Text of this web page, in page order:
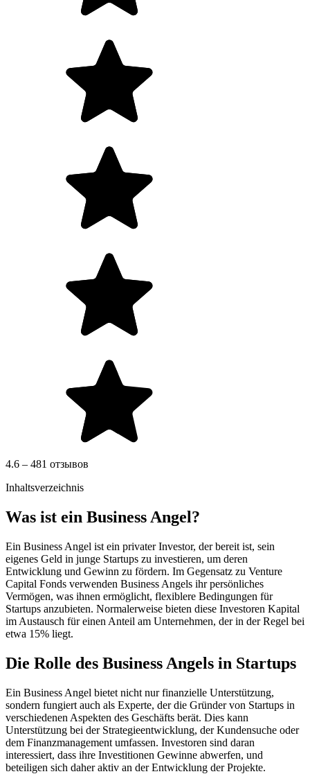
4.6 – 481 отзывов
Inhaltsverzeichnis
Was ist ein Business Angel?
Ein Business Angel ist ein privater Investor, der bereit ist, sein
eigenes Geld in junge Startups zu investieren, um deren
Entwicklung und Gewinn zu fördern. Im Gegensatz zu Venture
Capital Fonds verwenden Business Angels ihr persönliches
Vermögen, was ihnen ermöglicht, flexiblere Bedingungen für
Startups anzubieten. Normalerweise bieten diese Investoren Kapital
im Austausch für einen Anteil am Unternehmen, der in der Regel bei
etwa 15% liegt.
Die Rolle des Business Angels in Startups
Ein Business Angel bietet nicht nur finanzielle Unterstützung,
sondern fungiert auch als Experte, der die Gründer von Startups in
verschiedenen Aspekten des Geschäfts berät. Dies kann
Unterstützung bei der Strategieentwicklung, der Kundensuche oder
dem Finanzmanagement umfassen. Investoren sind daran
interessiert, dass ihre Investitionen Gewinne abwerfen, und
beteiligen sich daher aktiv an der Entwicklung der Projekte.